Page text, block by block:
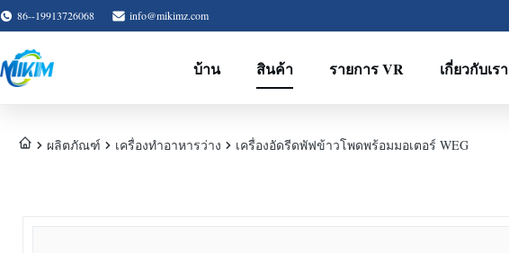
86--19913726068 info@mikimz.com
บ้าน สินค้า รายการ VR เกี่ยวกับเรา
ผลิตภัณฑ์ เครื่องทําอาหารว่าง เครื่องอัดรีดพัฟข้าวโพดพร้อมมอเตอร์ WEG